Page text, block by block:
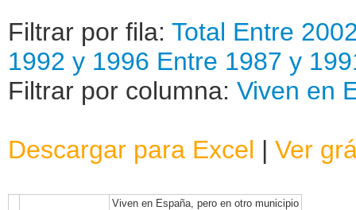
Filtrar por fila: Total Entre
1992 y 1996 Entre 1987 y
Filtrar por columna: Viven en
Descargar para Excel | Ver
Viven en España, pero en otro municipio